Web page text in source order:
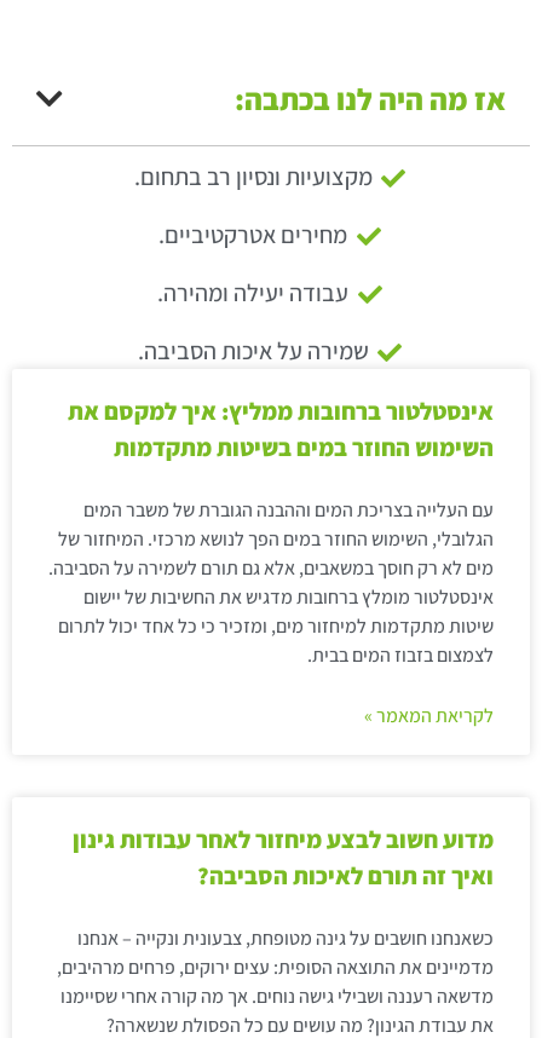
אז מה היה לנו בכתבה:
מקצועיות ונסיון רב בתחום.
מחירים אטרקטיביים.
עבודה יעילה ומהירה.
שמירה על איכות הסביבה.
אינסטלטור ברחובות ממליץ: איך למקסם את
השימוש החוזר במים בשיטות מתקדמות
עם העלייה בצריכת המים וההבנה הגוברת של משבר המים
הגלובלי, השימוש החוזר במים הפך לנושא מרכזי. המיחזור של
מים לא רק חוסך במשאבים, אלא גם תורם לשמירה על הסביבה.
אינסטלטור מומלץ ברחובות מדגיש את החשיבות של יישום
שיטות מתקדמות למיחזור מים, ומזכיר כי כל אחד יכול לתרום
לצמצום בזבוז המים בבית.
לקריאת המאמר »
מדוע חשוב לבצע מיחזור לאחר עבודות גינון
ואיך זה תורם לאיכות הסביבה?
כשאנחנו חושבים על גינה מטופחת, צבעונית ונקייה – אנחנו
מדמיינים את התוצאה הסופית: עצים ירוקים, פרחים מרהיבים,
מדשאה רעננה ושבילי גישה נוחים. אך מה קורה אחרי שסיימנו
את עבודת הגינון? מה עושים עם כל הפסולת שנשארה?